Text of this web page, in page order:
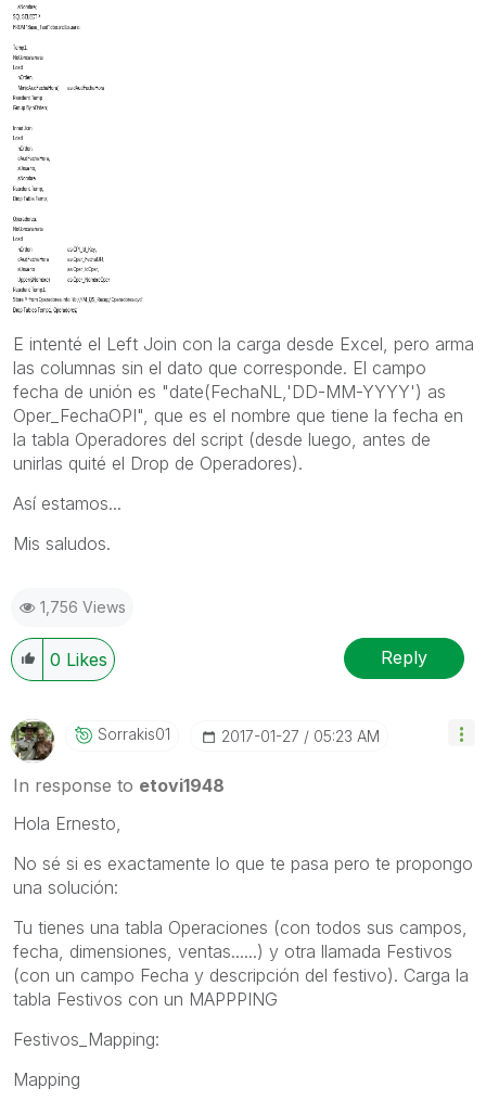
E intenté el Left Join con la carga desde Excel, pero arma
las columnas sin el dato que corresponde. El campo
fecha de unión es "date(FechaNL,'DD-MM-YYYY') as
Oper_FechaOPI", que es el nombre que tiene la fecha en
la tabla Operadores del script (desde luego, antes de
unirlas quité el Drop de Operadores).
Así estamos...
Mis saludos.
1,756 Views
0 Likes Reply
Sorrakis01 ‎2017-01-27 05:23 AM
In response to etovi1948
Hola Ernesto,
No sé si es exactamente lo que te pasa pero te propongo
una solución:
Tu tienes una tabla Operaciones (con todos sus campos,
fecha, dimensiones, ventas......) y otra llamada Festivos
(con un campo Fecha y descripción del festivo). Carga la
tabla Festivos con un MAPPPING
Festivos_Mapping:
Mapping